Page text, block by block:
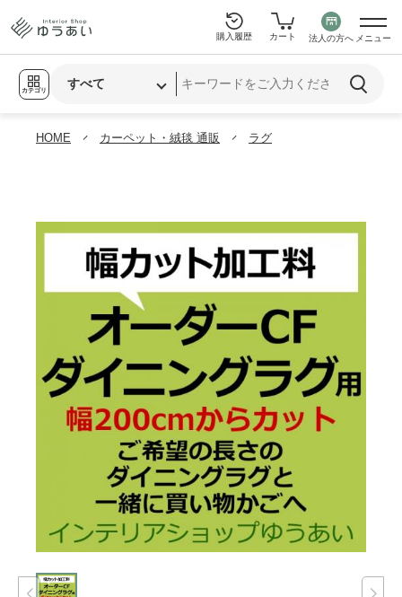
カテゴリ
購入履歴 カート 法人の方へ メニュー
HOME カーペット・絨毯 通販 ラグ